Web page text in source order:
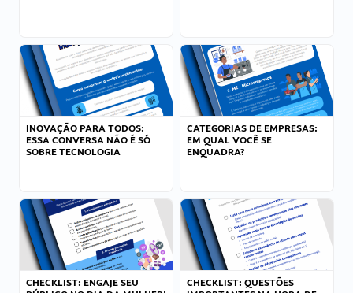
INOVAÇÃO PARA TODOS:
ESSA CONVERSA NÃO É SÓ
SOBRE TECNOLOGIA
CATEGORIAS DE EMPRESAS:
EM QUAL VOCÊ SE
ENQUADRA?
CHECKLIST: ENGAJE SEU
CHECKLIST: QUESTÕES